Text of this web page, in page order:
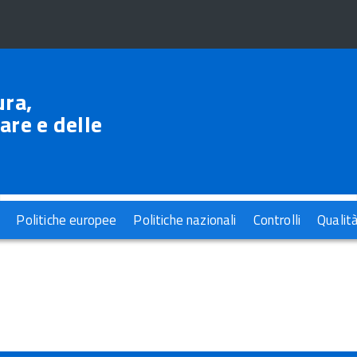
e delle
Politiche europee Politiche nazionali Controlli